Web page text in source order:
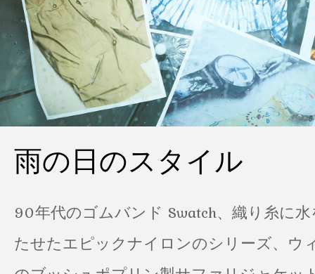
雨の日のスタイル
90年代のゴムバンド Swatch、織り糸に
たせたエピックナイロンのシリーズ、ウ